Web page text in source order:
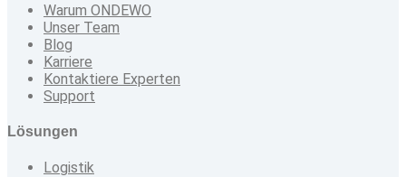
Warum ONDEWO
Unser Team
Blog
Karriere
Kontaktiere Experten
Support
Lösungen
Logistik